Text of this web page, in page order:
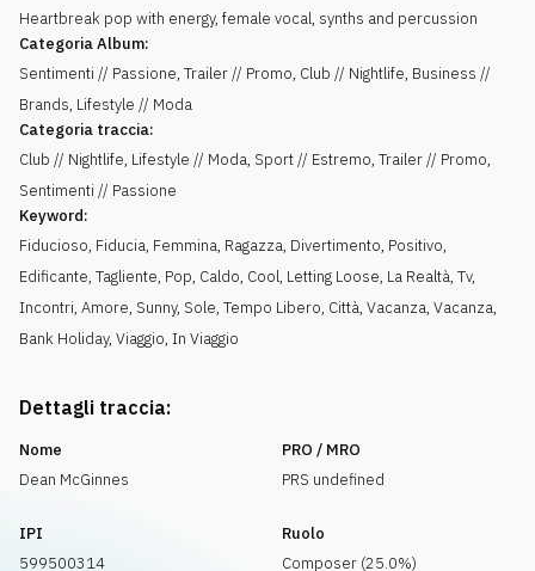
Heartbreak pop with energy, female vocal, synths and percussion
Categoria Album:
Sentimenti // Passione, Trailer // Promo, Club // Nightlife, Business //
Brands, Lifestyle // Moda
Categoria traccia:
Club // Nightlife, Lifestyle // Moda, Sport // Estremo, Trailer // Promo,
Sentimenti // Passione
Keyword:
Fiducioso, Fiducia, Femmina, Ragazza, Divertimento, Positivo,
Edificante, Tagliente, Pop, Caldo, Cool, Letting Loose, La Realtà, Tv,
Incontri, Amore, Sunny, Sole, Tempo Libero, Città, Vacanza, Vacanza,
Bank Holiday, Viaggio, In Viaggio
Dettagli traccia:
Nome
Dean McGinnes
PRO / MRO
PRS undefined
IPI
599500314
Ruolo
Composer (25.0%)